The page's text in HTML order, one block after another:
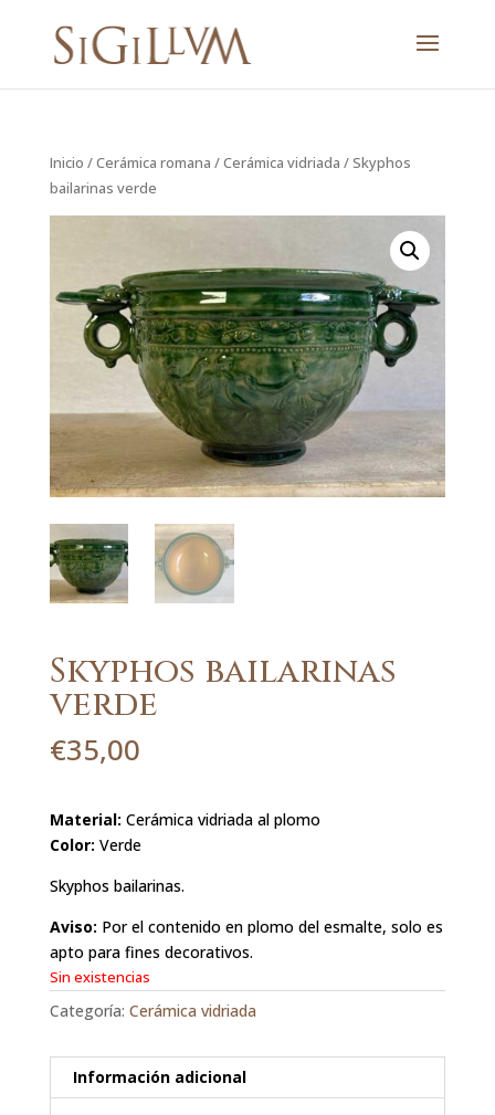
Inicio /Cerámica romana /Cerámica vidriada / Skyphos
bailarinas verde
Skyphos bailarinas
verde
€35,00
Material: Cerámica vidriada al plomo
Color: Verde
Skyphos bailarinas.
Aviso: Por el contenido en plomo del esmalte, solo es
apto para fines decorativos.
Sin existencias
Categoría: Cerámica vidriada
Información adicional